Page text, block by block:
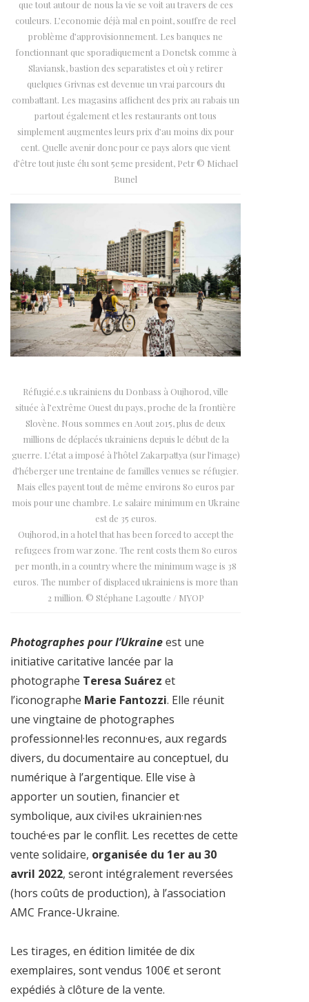
que tout autour de nous la vie se voit au travers de ces
couleurs. L’economie déjà mal en point, souffre de reel
problème d’approvisionnement. Les banques ne
fonctionnant que sporadiquement a Donetsk comme à
Slaviansk, bastion des separatistes et où y retirer
quelques Grivnas est devenue un vrai parcours du
combattant. Les magasins affichent des prix au rabais un
partout également et les restaurants ont tous
simplement augmentes leurs prix d’au moins dix pour
cent. Quelle avenir donc pour ce pays alors que vient
d’être tout juste élu sont 5eme president, Petr © Michael
Bunel
Réfugié.e.s ukrainiens du Donbass à Oujhorod, ville
située à l’extrême Ouest du pays, proche de la frontière
Slovène. Nous sommes en Aout 2015, plus de deux
millions de déplacés ukrainiens depuis le début de la
guerre. L’état a imposé à l’hôtel Zakarpattya (sur l’image)
d’héberger une trentaine de familles venues se réfugier.
Mais elles payent tout de même environs 80 euros par
mois pour une chambre. Le salaire minimum en Ukraine
est de 35 euros.
Oujhorod, in a hotel that has been forced to accept the
refugees from war zone. The rent costs them 80 euros
per month, in a country where the minimum wage is 38
euros. The number of displaced ukrainiens is more than
2 million. © Stéphane Lagoutte / MYOP
Photographes pour l’Ukraineest une
initiative caritative lancée par la
photographe Teresa Suárez et
l’iconographe Marie Fantozzi. Elle réunit
une vingtaine de photographes
professionnel·les reconnu·es, aux regards
divers, du documentaire au conceptuel, du
numérique à l’argentique. Elle vise à
apporter un soutien, financier et
symbolique, aux civil·es ukrainien·nes
touché·es par le conflit. Les recettes de cette
vente solidaire, organisée du 1er au 30
avril 2022, seront intégralement reversées
(hors coûts de production), à l’association
AMC France-Ukraine.
Les tirages, en édition limitée de dix
exemplaires, sont vendus 100€ et seront
expédiés à clôture de la vente.